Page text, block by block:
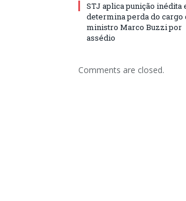
STJ aplica punição inédita
determina perda do cargo
ministro Marco Buzzi por
assédio
Comments are closed.